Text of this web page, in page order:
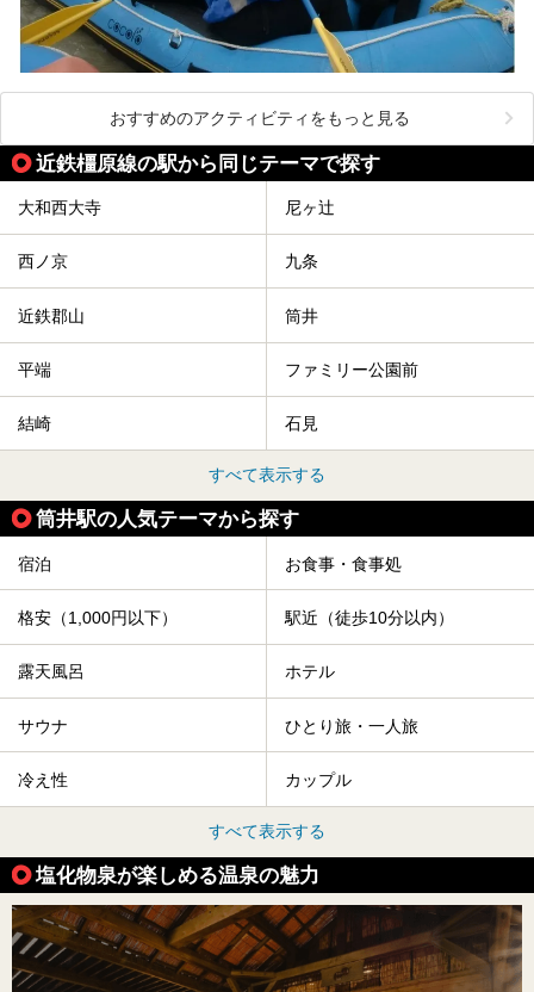
おすすめのアクティビティをもっと見る
近鉄橿原線の駅から同じテーマで探す
大和西大寺 尼ヶ辻
西ノ京 九条
近鉄郡山 筒井
平端 ファミリー公園前
結崎 石見
すべて表示する
筒井駅の人気テーマから探す
宿泊 お食事・食事処
格安（1,000円以下） 駅近（徒歩10分以内）
露天風呂 ホテル
サウナ ひとり旅・一人旅
冷え性 カップル
すべて表示する
塩化物泉が楽しめる温泉の魅力